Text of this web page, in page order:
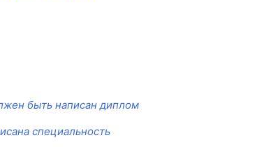
быть написан диплом
специальность